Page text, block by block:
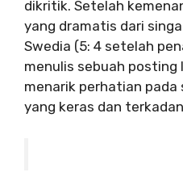
dikritik. Setelah
yang dramatis dari
Swedia (5: 4 setelah
menulis sebuah
menarik perhatian pada
yang keras dan